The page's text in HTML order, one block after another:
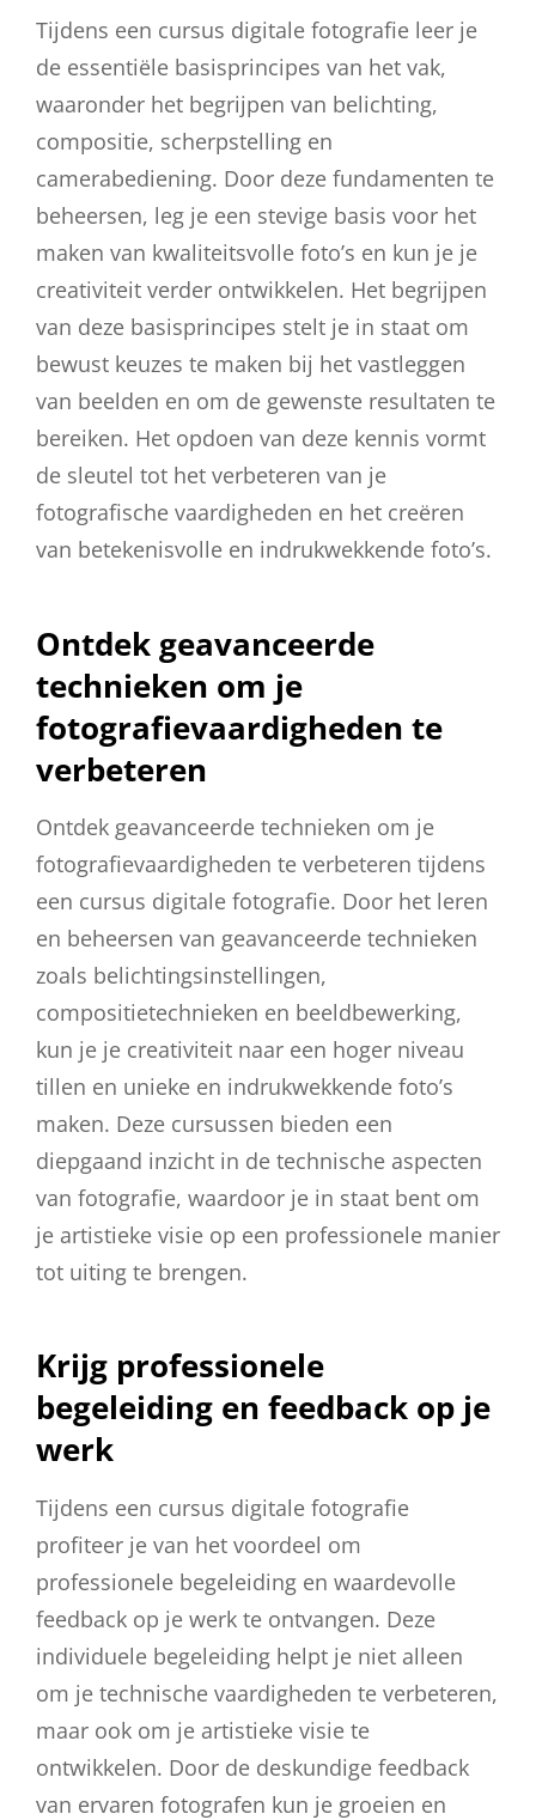
Tijdens een cursus digitale fotografie leer je
de essentiële basisprincipes van het vak,
waaronder het begrijpen van belichting,
compositie, scherpstelling en
camerabediening. Door deze fundamenten te
beheersen, leg je een stevige basis voor het
maken van kwaliteitsvolle foto’s en kun je je
creativiteit verder ontwikkelen. Het begrijpen
van deze basisprincipes stelt je in staat om
bewust keuzes te maken bij het vastleggen
van beelden en om de gewenste resultaten te
bereiken. Het opdoen van deze kennis vormt
de sleutel tot het verbeteren van je
fotografische vaardigheden en het creëren
van betekenisvolle en indrukwekkende foto’s.
Ontdek geavanceerde
technieken om je
fotografievaardigheden te
verbeteren
Ontdek geavanceerde technieken om je
fotografievaardigheden te verbeteren tijdens
een cursus digitale fotografie. Door het leren
en beheersen van geavanceerde technieken
zoals belichtingsinstellingen,
compositietechnieken en beeldbewerking,
kun je je creativiteit naar een hoger niveau
tillen en unieke en indrukwekkende foto’s
maken. Deze cursussen bieden een
diepgaand inzicht in de technische aspecten
van fotografie, waardoor je in staat bent om
je artistieke visie op een professionele manier
tot uiting te brengen.
Krijg professionele
begeleiding en feedback op je
werk
Tijdens een cursus digitale fotografie
profiteer je van het voordeel om
professionele begeleiding en waardevolle
feedback op je werk te ontvangen. Deze
individuele begeleiding helpt je niet alleen
om je technische vaardigheden te verbeteren,
maar ook om je artistieke visie te
ontwikkelen. Door de deskundige feedback
van ervaren fotografen kun je groeien en